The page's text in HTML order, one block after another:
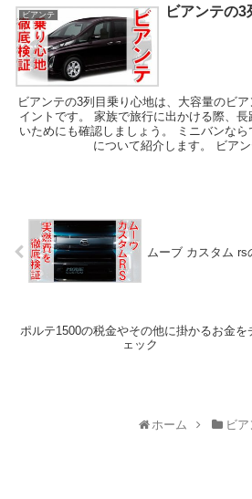
ビアンテ
ビアンテの
ビアンテの3列目乗り心地は、大容量のビ
イントです。 家族で旅行に出かける際、
いためにも確認しましょう。 ミニバンな
について紹介します。 ビア
ムーブ カスタム rs
ポルテ1500の税金やその他に掛かるお金を
ェック
ホーム ビ